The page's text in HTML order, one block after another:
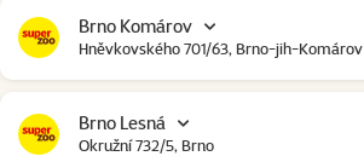
Brno Komárov
Hněvkovského 701/63, Brno-jih-Komárov
Brno Lesná
Okružní 732/5, Brno